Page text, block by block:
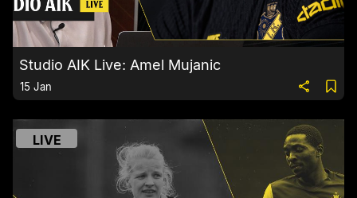
Studio AIK Live: Amel Mujanic
15 Jan
LIVE